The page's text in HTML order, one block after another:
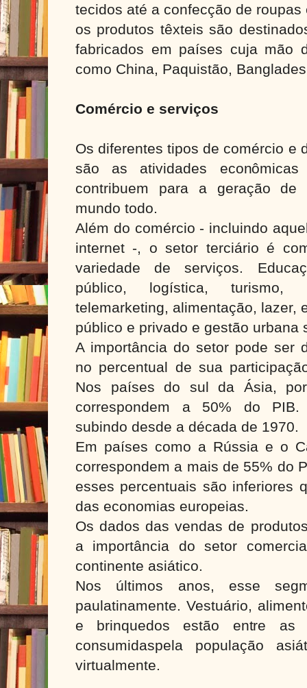
tecidos até a confecção de
os produtos têxteis são
fabricados em países cuja mão
como China, Paquistão,
Comércio e serviços
Os diferentes tipos de comércio e
são as atividades
contribuem para a geração
mundo todo.
Além do comércio - incluindo
internet -, o setor terciário é
variedade de serviços.
público, logística, turismo,
telemarketing, alimentação, lazer,
público e privado e gestão urbana
A importância do setor pode ser
no percentual de sua
Nos países do sul da Ásia,
correspondem a 50% do
subindo desde a década de 1970.
Em países como a Rússia e o
correspondem a mais de 55% do
esses percentuais são inferiores
das economias europeias.
Os dados das vendas de
a importância do setor
continente asiático.
Nos últimos anos, esse
paulatinamente. Vestuário,
e brinquedos estão entre as
consumidaspela população
virtualmente.